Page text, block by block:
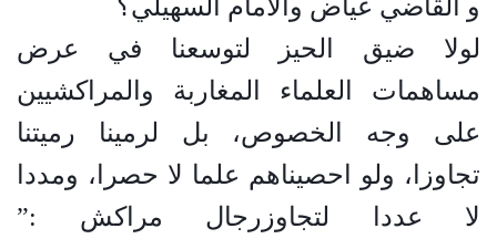
و القاضي عياض والامام السهيلي؟
لولا ضيق الحيز لتوسعنا في عرض
مساهمات العلماء المغاربة والمراكشيين
على وجه الخصوص، بل لرمينا رميتنا
تجاوزا، ولو احصيناهم علما لا حصرا، ومددا
لا عددا لتجاوزرجال مراكش :”